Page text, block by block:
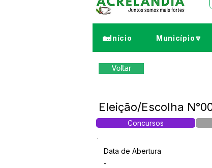
🏡Início Município🔽
Voltar
Eleição/Escolha
Concursos
Data de Abertura
-